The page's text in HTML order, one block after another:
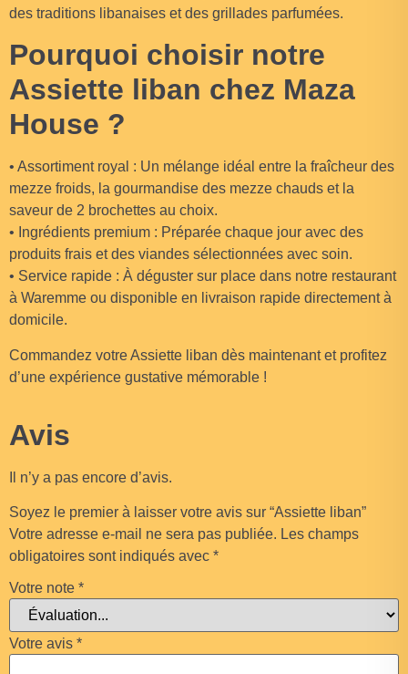
des traditions libanaises et des grillades parfumées.
Pourquoi choisir notre
Assiette liban chez Maza
House ?
• Assortiment royal : Un mélange idéal entre la fraîcheur des
mezze froids, la gourmandise des mezze chauds et la
saveur de 2 brochettes au choix.
• Ingrédients premium : Préparée chaque jour avec des
produits frais et des viandes sélectionnées avec soin.
• Service rapide : À déguster sur place dans notre restaurant
à Waremme ou disponible en livraison rapide directement à
domicile.
Commandez votre Assiette liban dès maintenant et profitez
d’une expérience gustative mémorable !
Avis
Il n’y a pas encore d’avis.
Soyez le premier à laisser votre avis sur “Assiette liban”
Votre adresse e-mail ne sera pas publiée. Les champs
obligatoires sont indiqués avec *
Votre note *
Votre avis *